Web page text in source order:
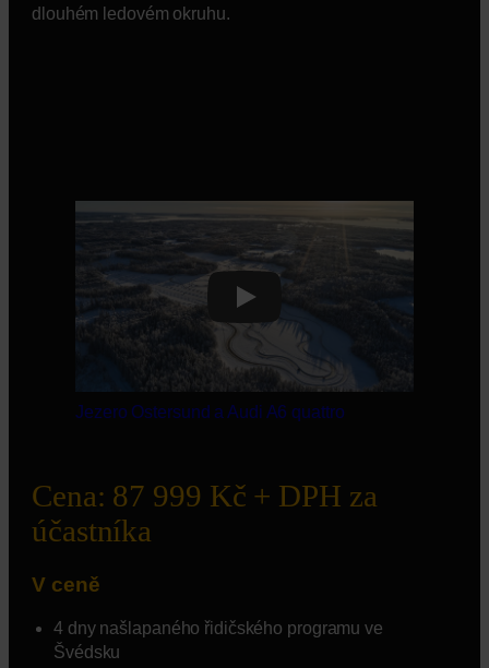
dlouhém ledovém okruhu.
Play
Jezero Ostersund a Audi A6 quattro
Cena: 87 999 Kč + DPH za
účastníka
V ceně
4 dny našlapaného řidičského programu ve
Švédsku